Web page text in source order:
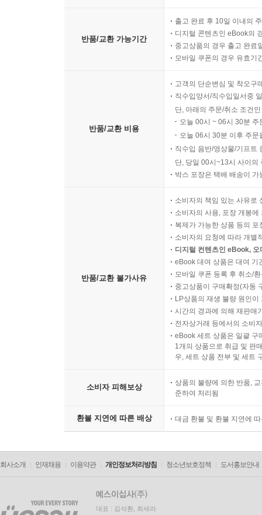
[도서] 의심하고 질문하며 진리를 발견해요 : 데카
세상을 보는 눈과 생각하는 힘을 키워 주는 철
태안이와 못하는 게 없는 인기짱 태균이. 동생
자식을 때려눕히고 못된 놈들을 골탕 먹이는 대
서서히 왕따 탈출 작전이 성공하는가 싶었는
폭로하겠다고 으름장을 놓는다. 하지만 그것마저
[도서] 보이지 않는 손이 시장을 움직여요 : 애덤
18세기 영국. 기계가 사람의 일을 대신하는 산
처음에는 하루에 고작 다섯 개를 만들기도 버거
조립을 하고, 스미스는 시장에 내다 팔기로 한다
녀석들은 시장에서 ‘보이지 않는 큰손’이 되어 가
어라, 그런데 부품 값이 천정부지로 올라 버
매겨진다고? ‘보이지 않는 손’이 시장을 움직이
모은 머리핀 장사 프로젝트! 과연 시장에서 끝까지
[도서] 한계에 도전하고 스스로 성장해요 : 니체가
이진영은 어느 날 갑자기 학교 최고 캡짱인 빈
다지는 바람에 마음을 접게 된다. 또 전교 일등
고수를 구해 내면서 고수와 친구가 된다. 어떤 날
동생도 없는 곳으로 독립하고 싶다.’는 꿈이 이루
‘위버멘쉬’가 되어야 한다는 생각, 수레바퀴처
거라고 믿은 ‘영원 회귀’ 사상, 신을 믿기보다 지
새로운 반이 배정되고 환경 미화 대회를 준비하
이런 설렘도 잠시, 반장인 공리와 미화부장인 빛
반품/교환 가능기간
출고 완료 후 10일 이내의
디지털 콘텐츠인 eBook의
중고상품의 경우 출고 완료
모바일 쿠폰의 경우 유효기
반품/교환 비용
고객의 단순변심 및 착오구
직수입양서/직수입일서중
단, 아래의 주문/취소 조건
오늘 00시 ~ 06시 30분
오늘 06시 30분 이후 주
직수입 음반/영상물/기프트
단, 당일 00시~13시 사이의
박스 포장은 택배 배송이
반품/교환 불가사유
소비자의 책임 있는 사유로
소비자의 사용, 포장 개봉
복제가 가능한 상품 등의
소비자의 요청에 따라 개별
디지털 컨텐츠인 eBook,
eBook 대여 상품은 대여 기
모바일 쿠폰 등록 후 취소/
중고상품이 구매확정(자동
LP상품의 재생 불량 원인
시간의 경과에 의해 재판매
전자상거래 등에서의 소비
eBook 세트 상품은 일괄 구
1개의 상품으로 취급 및 판
우, 세트 상품 전부 및 세트
소비자 피해보상
상품의 불량에 의한 반품,
준하여 처리됨
환불 지연에 따른 배상 대금 환불 및 환불 지연에
회사소개 인재채용 이용약관 개인정보처리방침 청소년보호정책 도서홍보안내
대표 : 김석환, 최세라